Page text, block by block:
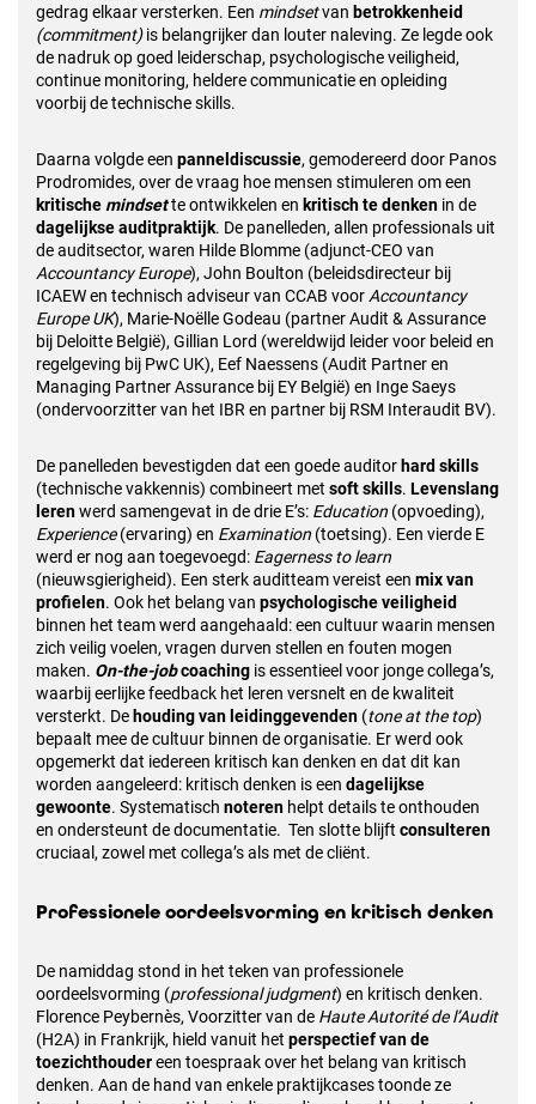
gedrag elkaar versterken. Een mindsetvan betrokkenheid
(commitment)is belangrijker dan louter naleving. Ze legde ook
de nadruk op goed leiderschap, psychologische veiligheid,
continue monitoring, heldere communicatie en opleiding
voorbij de technische skills.
Daarna volgde een panneldiscussie, gemodereerd door Panos
Prodromides, over de vraag hoe mensen stimuleren om een
kritische mindsette ontwikkelen en kritisch te denken in de
dagelijkse auditpraktijk. De panelleden, allen professionals uit
de auditsector, waren Hilde Blomme (adjunct-CEO van
Accountancy Europe), John Boulton (beleidsdirecteur bij
ICAEW en technisch adviseur van CCAB voor Accountancy
Europe UK), Marie-Noëlle Godeau (partner Audit & Assurance
bij Deloitte België), Gillian Lord (wereldwijd leider voor beleid en
regelgeving bij PwC UK), Eef Naessens (Audit Partner en
Managing Partner Assurance bij EY België) en Inge Saeys
(ondervoorzitter van het IBR en partner bij RSM Interaudit BV).
De panelleden bevestigden dat een goede auditor hard skills
(technische vakkennis) combineert met soft skills. Levenslang
lerenwerd samengevat in de drie E’s: Education (opvoeding),
Experience(ervaring) en Examination (toetsing). Een vierde E
werd er nog aan toegevoegd: Eagerness to learn
(nieuwsgierigheid). Een sterk auditteam vereist een mix van
profielen. Ook het belang van psychologische veiligheid
binnen het team werd aangehaald: een cultuur waarin mensen
zich veilig voelen, vragen durven stellen en fouten mogen
maken. On-the-jobcoaching is essentieel voor jonge collega’s,
waarbij eerlijke feedback het leren versnelt en de kwaliteit
versterkt. De houding van leidinggevenden (tone at the top)
bepaalt mee de cultuur binnen de organisatie. Er werd ook
opgemerkt dat iedereen kritisch kan denken en dat dit kan
worden aangeleerd: kritisch denken is een dagelijkse
gewoonte. Systematisch noteren helpt details te onthouden
en ondersteunt de documentatie. Ten slotte blijft consulteren
cruciaal, zowel met collega’s als met de cliënt.
Professionele oordeelsvorming en kritisch denken
De namiddag stond in het teken van professionele
oordeelsvorming (professional judgment) en kritisch denken.
Florence Peybernès, Voorzitter van de Haute Autorité de l’Audit
(H2A) in Frankrijk, hield vanuit het perspectief van de
toezichthoudereen toespraak over het belang van kritisch
denken. Aan de hand van enkele praktijkcases toonde ze